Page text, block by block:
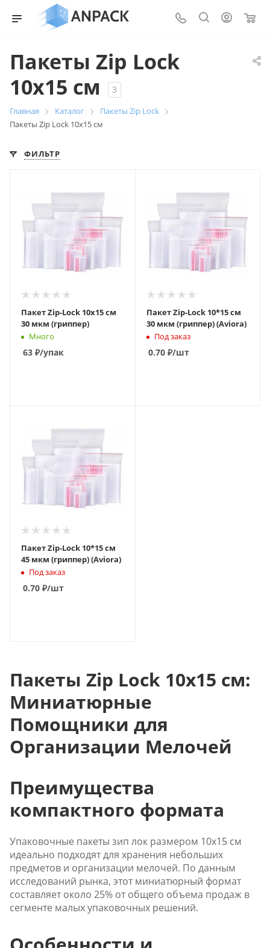
0
Пакеты Zip Lock
10x15 см
3
Главная Каталог
Пакеты Zip Lock
Пакеты Zip Lock 10x15 см
ФИЛЬТР
Пакет Zip-Lock 10х15 см
30 мкм (гриппер)
Много
63 ₽/упак
Пакет Zip-Lock 10*15 см
30 мкм (гриппер) (Aviora)
Под заказ
0.70₽/шт
Пакет Zip-Lock 10*15 см
45 мкм (гриппер) (Aviora)
Под заказ
0.70 ₽/шт
Пакеты Zip Lock 10x15 см:
Миниатюрные
Помощники для
Организации Мелочей
Преимущества
компактного формата
Упаковочные пакеты зип лок размером 10x15 см
идеально подходят для хранения небольших
предметов и организации мелочей. По данным
исследований рынка, этот миниатюрный формат
составляет около 25% от общего объема продаж в
сегменте малых упаковочных решений.